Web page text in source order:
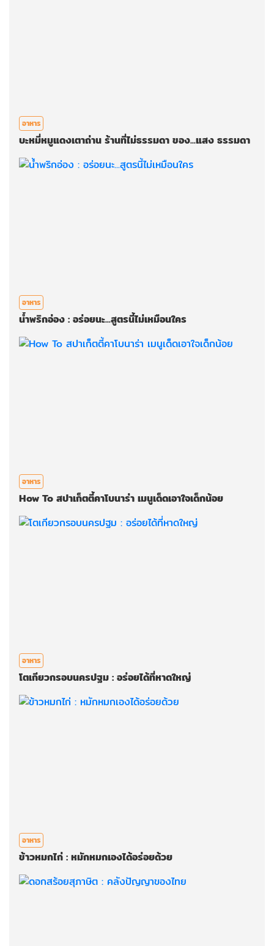
อาหาร
บะหมี่หมูแดงเตาถ่าน ร้านที่ไม่ธรรมดา ของ...แสง ธรรมดา
อาหาร
น้ำพริกอ่อง : อร่อยนะ...สูตรนี้ไม่เหมือนใคร
อาหาร
How To สปาเก็ตตี้คาโบนาร่า เมนูเด็ดเอาใจเด็กน้อย
อาหาร
โตเกียวกรอบนครปฐม : อร่อยได้ที่หาดใหญ่
อาหาร
ข้าวหมกไก่ : หมักหมกเองได้อร่อยด้วย